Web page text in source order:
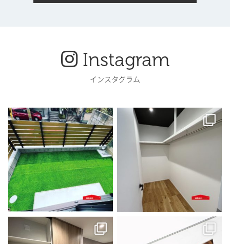
Instagram
インスタグラム